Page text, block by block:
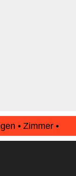
• Zimmer •